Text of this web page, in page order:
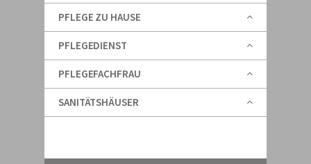
PFLEGE ZU HAUSE
PFLEGEDIENST
PFLEGEFACHFRAU
SANITÄTSHÄUSER